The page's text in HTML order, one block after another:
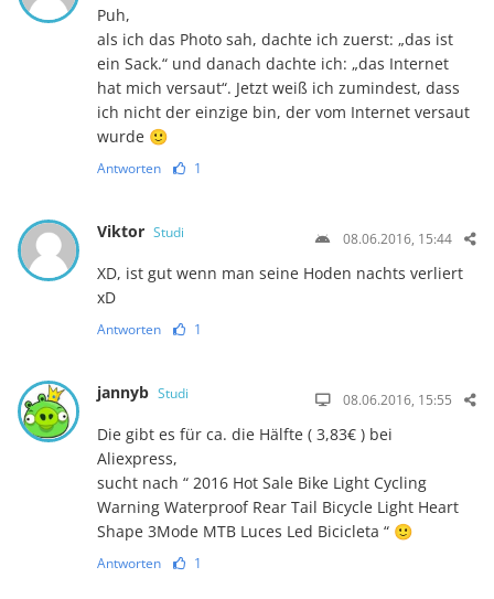
Puh,
als ich das Photo sah, dachte ich zuerst: „das ist
ein Sack.“ und danach dachte ich: „das Internet
hat mich versaut“. Jetzt weiß ich zumindest, dass
ich nicht der einzige bin, der vom Internet versaut
wurde 🙂
Antworten 1
Viktor Studi 08.06.2016, 15:44
XD, ist gut wenn man seine Hoden nachts verliert
xD
Antworten 1
jannyb Studi 08.06.2016, 15:55
Die gibt es für ca. die Hälfte ( 3,83€ ) bei
Aliexpress,
sucht nach “ 2016 Hot Sale Bike Light Cycling
Warning Waterproof Rear Tail Bicycle Light Heart
Shape 3Mode MTB Luces Led Bicicleta “ 🙂
Antworten 1